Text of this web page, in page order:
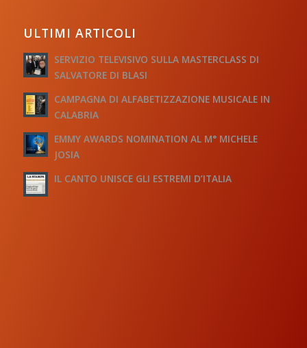
ULTIMI ARTICOLI
SERVIZIO TELEVISIVO SULLA MASTERCLASS DI
SALVATORE DI BLASI
CAMPAGNA DI ALFABETIZZAZIONE MUSICALE IN
CALABRIA
EMMY AWARDS NOMINATION AL M° MICHELE
JOSIA
IL CANTO UNISCE GLI ESTREMI D’ITALIA